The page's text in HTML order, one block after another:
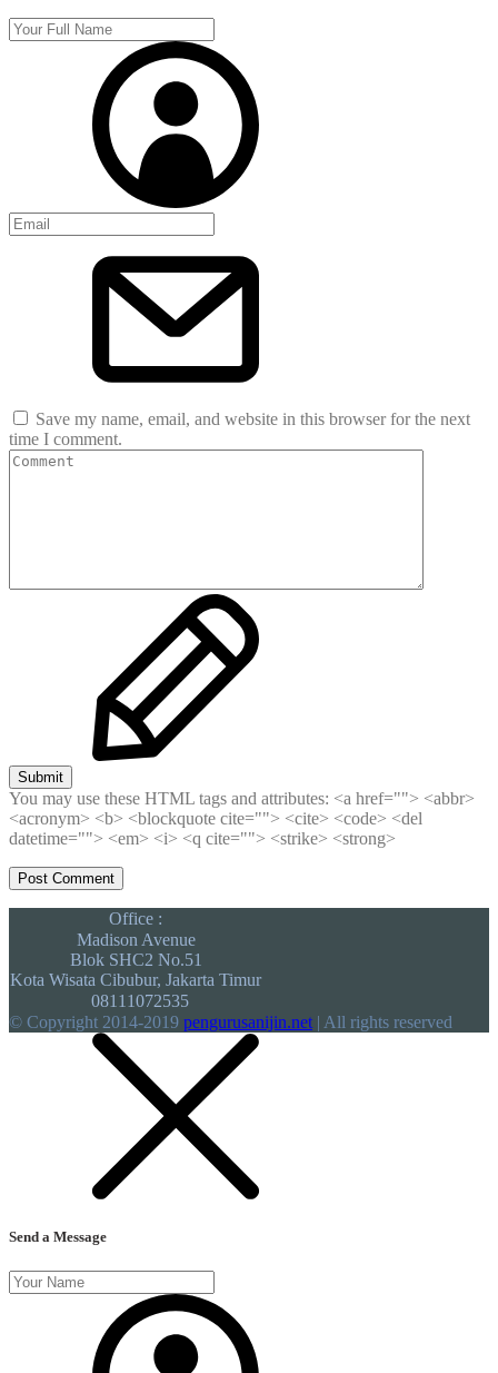
Save my name, email, and website in this browser for the next
time I comment.
Submit
You may use these HTML tags and attributes: <a href=""> <abbr>
<acronym> <b> <blockquote cite=""> <cite> <code> <del
datetime=""> <em> <i> <q cite=""> <strike> <strong>
Office :
Madison Avenue
Blok SHC2 No.51
Kota Wisata Cibubur, Jakarta Timur
08111072535
© Copyright 2014-2019 pengurusanijin.net | All rights reserved
Send a Message